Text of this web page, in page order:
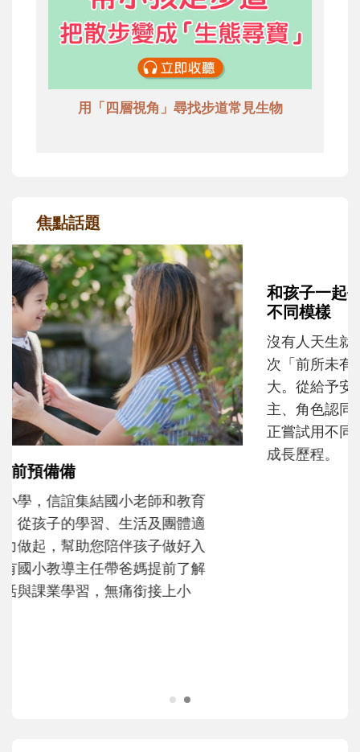
用「四層視角」尋找步道常見生物
焦點話題
和孩子一起長大的那個男人│讀懂父親的
不同模樣
沒有人天生就擅長當爸爸！男人總是在一次
次「前所未有」的體驗中，跟著孩子一起長
大。從給予安全感的肢體遊戲，到獨立自
主、角色認同及解決問題的能力養成。爸爸